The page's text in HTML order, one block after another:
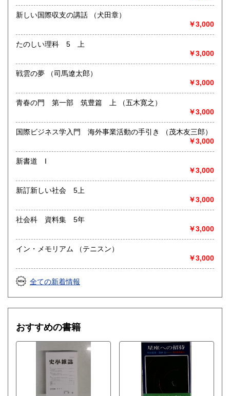
書籍の買取について
取り扱い分野
総記、哲学宗教、歴史、社会科学、自然科学、美術工芸、国
語国文、外国文学、古典籍、近代文献、趣味、外国書、サブ
カルチャー、古書一般（その他）
新しい国際収支の講話 （犬田章）
￥3,000
たのしい理科 5 上
￥3,000
戦雲の夢 （司馬遼太郎）
￥3,000
青春の門 第一部 筑豊篇 上 （五木寛之）
￥3,000
国際ビジネス学入門 海外事業活動の手引き （茂木友三郎）
￥3,000
新書道 I
￥3,000
新訂新しい社会 5上
￥3,000
社会科 資料集 5年
￥3,000
イン・メモリアム （テニスン）
￥3,000
全ての新着情報
おすすめの書籍